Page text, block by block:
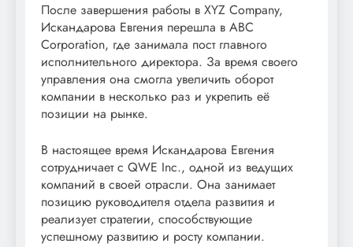
После завершения работы в XYZ Company,
Искандарова Евгения перешла в ABC
Corporation, где занимала пост главного
исполнительного директора. За время своего
управления она смогла увеличить оборот
компании в несколько раз и укрепить её
позиции на рынке.
В настоящее время Искандарова Евгения
сотрудничает с QWE Inc., одной из ведущих
компаний в своей отрасли. Она занимает
позицию руководителя отдела развития и
реализует стратегии, способствующие
успешному развитию и росту компании.